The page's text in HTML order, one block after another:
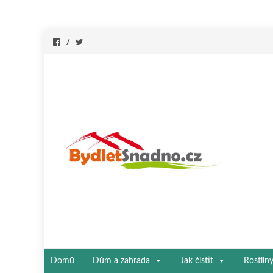
Přeskočit
Domů Dům a zahrada Jak čistit Rostliny